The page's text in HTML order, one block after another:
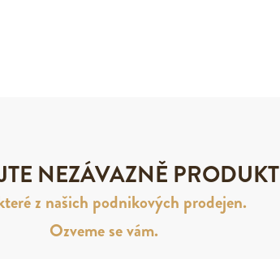
NEZÁVAZNĚ PRODUKT
z našich podnikových prodejen.
Ozveme se vám.